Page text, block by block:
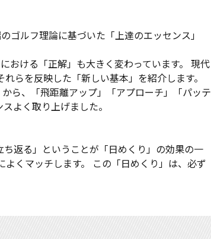
ゴルフ理論に基づいた「上達のエッセンス」
おける「正解」も大きく変わっています。 現代
らを反映した「新しい基本」を紹介します。
ら、「飛距離アップ」「アプローチ」「パッテ
よく取り上げました。
返る」ということが「日めくり」の効果の一
くマッチします。 この「日めくり」は、必ず